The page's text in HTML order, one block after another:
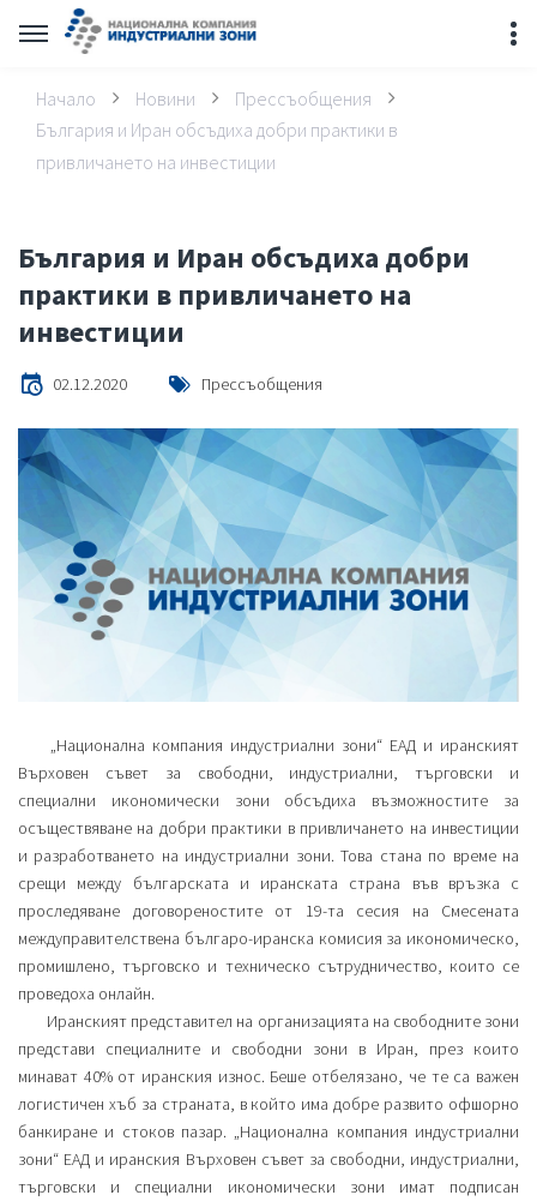
Начало Новини
Прессъобщения
България и Иран обсъдиха добри практики в
привличането на инвестиции
България и Иран обсъдиха добри
практики в привличането на
инвестиции
02.12.2020 Прессъобщения
„Национална компания индустриални зони“ ЕАД и иранският
Върховен съвет за свободни, индустриални, търговски и
специални икономически зони обсъдиха възможностите за
осъществяване на добри практики в привличането на инвестиции
и разработването на индустриални зони. Това стана по време на
срещи между българската и иранската страна във връзка с
проследяване договореностите от 19-та сесия на Смесената
междуправителствена българо-иранска комисия за икономическо,
промишлено, търговско и техническо сътрудничество, които се
проведоха онлайн.
Иранският представител на организацията на свободните зони
представи специалните и свободни зони в Иран, през които
минават 40% от иранския износ. Беше отбелязано, че те са важен
логистичен хъб за страната, в който има добре развито офшорно
банкиране и стоков пазар. „Национална компания индустриални
зони“ ЕАД и иранския Върховен съвет за свободни, индустриални,
търговски и специални икономически зони имат подписан